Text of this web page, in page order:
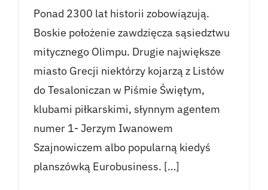
Ponad 2300 lat historii zobowiązują.
Boskie położenie zawdzięcza sąsiedztwu
mitycznego Olimpu. Drugie największe
miasto Grecji niektórzy kojarzą z Listów
do Tesaloniczan w Piśmie Świętym,
klubami piłkarskimi, słynnym agentem
numer 1- Jerzym Iwanowem
Szajnowiczem albo popularną kiedyś
planszówką Eurobusiness. […]